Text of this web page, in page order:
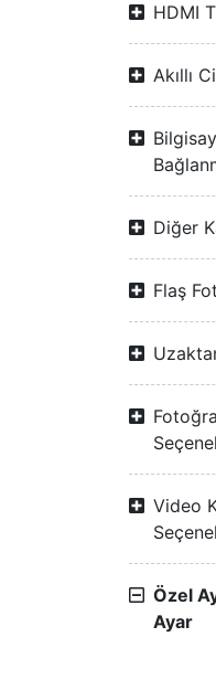
HDMI
Akıllı
Diğer
Flaş
Video
Özel
Ayar